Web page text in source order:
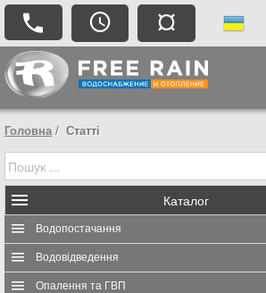
¤
Головна Статті
Каталог
Водопостачання
Водовідведення
Опалення та ГВП